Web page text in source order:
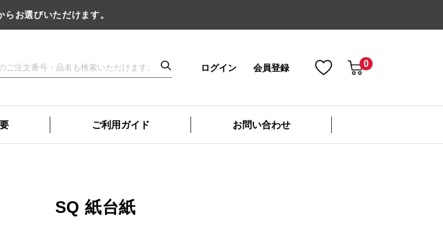
お選びいただけます。
ログイン 会員登録 0
ご利用ガイド お問い合わせ
SQ 紙台紙